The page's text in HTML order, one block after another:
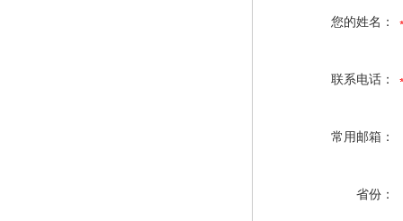
您的姓名：
联系电话：
常用邮箱：
省份：